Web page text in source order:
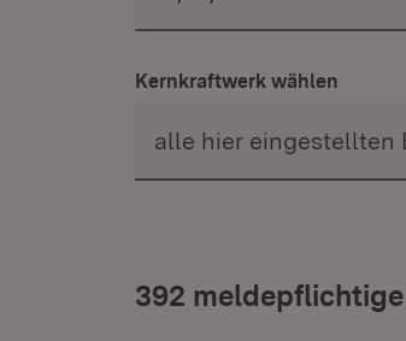
Kernkraftwerk wählen
392